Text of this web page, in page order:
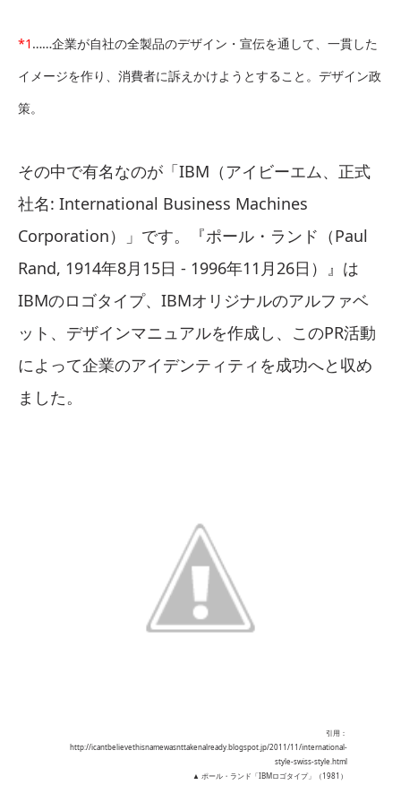
*1……企業が自社の全製品のデザイン・宣伝を通して、一貫した
イメージを作り、消費者に訴えかけようとすること。デザイン政
策。
その中で有名なのが「IBM（アイビーエム、正式
社名: International Business Machines
Corporation）」です。『ポール・ランド（Paul
Rand, 1914年8月15日 - 1996年11月26日）』は
IBMのロゴタイプ、IBMオリジナルのアルファベ
ット、デザインマニュアルを作成し、このPR活動
によって企業のアイデンティティを成功へと収め
ました。
引用：
http://icantbelievethisnamewasnttakenalready.blogspot.jp/2011/11/international-
style-swiss-style.html
▲ ポール・ランド「IBMロゴタイプ」（1981）